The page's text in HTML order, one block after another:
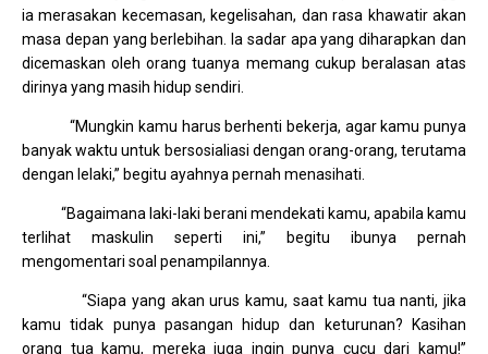
ia merasakan kecemasan, kegelisahan, dan rasa khawatir akan
masa depan yang berlebihan. Ia sadar apa yang diharapkan dan
dicemaskan oleh orang tuanya memang cukup beralasan atas
dirinya yang masih hidup sendiri.
“Mungkin kamu harus berhenti bekerja, agar kamu punya
banyak waktu untuk bersosialiasi dengan orang-orang, terutama
dengan lelaki,” begitu ayahnya pernah menasihati.
“Bagaimana laki-laki berani mendekati kamu, apabila kamu
terlihat maskulin seperti ini,” begitu ibunya pernah
mengomentari soal penampilannya.
“Siapa yang akan urus kamu, saat kamu tua nanti, jika
kamu tidak punya pasangan hidup dan keturunan? Kasihan
orang tua kamu, mereka juga ingin punya cucu dari kamu!”